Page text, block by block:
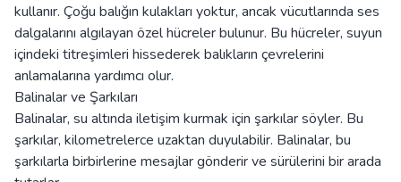
kullanır. Çoğu balığın kulakları yoktur, ancak vücutlarında ses
dalgalarını algılayan özel hücreler bulunur. Bu hücreler, suyun
içindeki titreşimleri hissederek balıkların çevrelerini
anlamalarına yardımcı olur.
Balinalar ve Şarkıları
Balinalar, su altında iletişim kurmak için şarkılar söyler. Bu
şarkılar, kilometrelerce uzaktan duyulabilir. Balinalar, bu
şarkılarla birbirlerine mesajlar gönderir ve sürülerini bir arada